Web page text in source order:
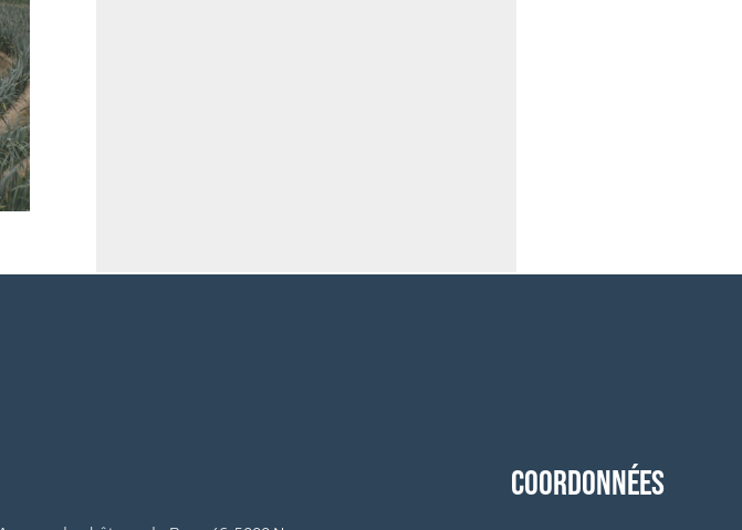
COORDONNÉES